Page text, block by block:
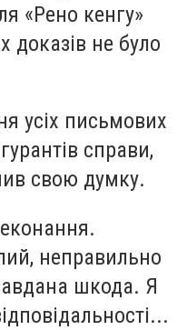
«Рено кенгу»
доказів не було
усіх письмових
справи,
свою думку.
неправильно
шкода. Я